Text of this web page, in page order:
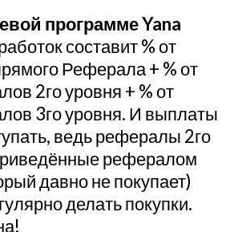
программе Yana
составит % от
Реферала + % от
2го уровня + % от
3го уровня. И выплаты
ведь рефералы 2го
рефералом
давно не покупает)
делать покупки.